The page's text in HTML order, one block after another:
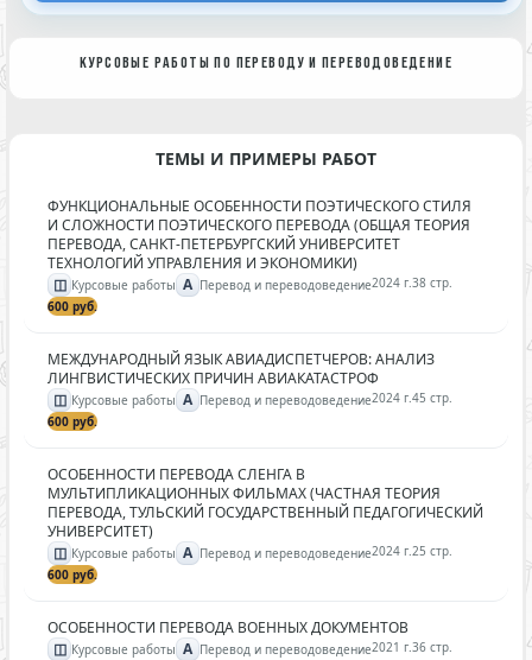
КУРСОВЫЕ РАБОТЫ ПО ПЕРЕВОДУ И ПЕРЕВОДОВЕДЕНИЕ
ТЕМЫ И ПРИМЕРЫ РАБОТ
ФУНКЦИОНАЛЬНЫЕ ОСОБЕННОСТИ ПОЭТИЧЕСКОГО СТИЛЯ
И СЛОЖНОСТИ ПОЭТИЧЕСКОГО ПЕРЕВОДА (ОБЩАЯ ТЕОРИЯ
ПЕРЕВОДА, САНКТ-ПЕТЕРБУРГСКИЙ УНИВЕРСИТЕТ
ТЕХНОЛОГИЙ УПРАВЛЕНИЯ И ЭКОНОМИКИ)
◫ Курсовые работы A Перевод и переводоведение2024 г.38 стр.
600 руб.
МЕЖДУНАРОДНЫЙ ЯЗЫК АВИАДИСПЕТЧЕРОВ: АНАЛИЗ
ЛИНГВИСТИЧЕСКИХ ПРИЧИН АВИАКАТАСТРОФ
◫ Курсовые работы A Перевод и переводоведение2024 г.45 стр.
600 руб.
ОСОБЕННОСТИ ПЕРЕВОДА СЛЕНГА В
МУЛЬТИПЛИКАЦИОННЫХ ФИЛЬМАХ (ЧАСТНАЯ ТЕОРИЯ
ПЕРЕВОДА, ТУЛЬСКИЙ ГОСУДАРСТВЕННЫЙ ПЕДАГОГИЧЕСКИЙ
УНИВЕРСИТЕТ)
◫ Курсовые работы A Перевод и переводоведение2024 г.25 стр.
600 руб.
ОСОБЕННОСТИ ПЕРЕВОДА ВОЕННЫХ ДОКУМЕНТОВ
◫ Курсовые работы A Перевод и переводоведение2021 г.36 стр.